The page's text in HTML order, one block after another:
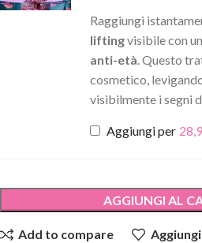
Raggiungi
liftingvisibile con
anti-età . Questo
cosmetico,
visibilmente i segni
Aggiungi per
AGGIUNGI AL
Add to compare